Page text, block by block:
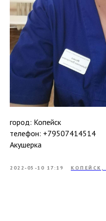
город: Копейск
телефон: +79507414514
Акушерка
2022-05-10 17:19 КОПЕЙСК,